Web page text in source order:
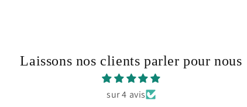
Laissons nos clients parler pour nous
sur 4 avis